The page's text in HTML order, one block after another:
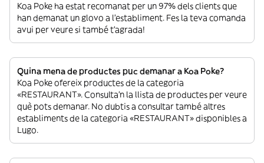
Koa Poke ha estat recomanat per un 97% dels clients que
han demanat un glovo a l’establiment. Fes la teva comanda
avui per veure si també t’agrada!
Quina mena de productes puc demanar a Koa Poke?
Koa Poke ofereix productes de la categoria
«RESTAURANT». Consulta’n la llista de productes per veure
què pots demanar. No dubtis a consultar també altres
establiments de la categoria «RESTAURANT» disponibles a
Lugo.